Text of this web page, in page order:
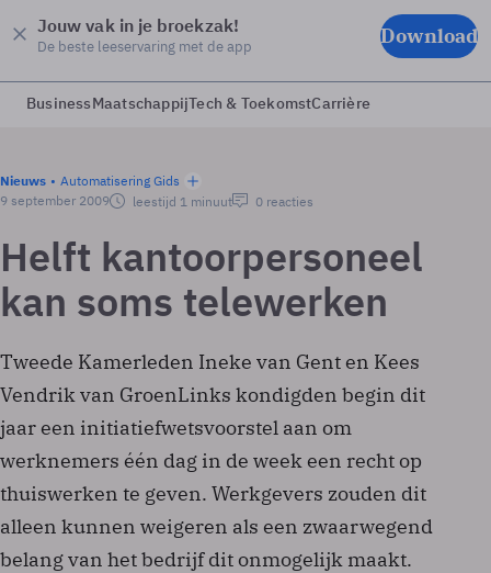
Jouw vak in je broekzak!
De beste leeservaring met de app Download
BusinessMaatschappijTech & ToekomstCarrière
Nieuws
Automatisering Gids
9 september 2009
leestijd 1 minuut 0 reacties
Helft kantoorpersoneel
kan soms telewerken
Tweede Kamerleden Ineke van Gent en Kees
Vendrik van GroenLinks kondigden begin dit
jaar een initiatiefwetsvoorstel aan om
werknemers één dag in de week een recht op
thuiswerken te geven. Werkgevers zouden dit
alleen kunnen weigeren als een zwaarwegend
belang van het bedrijf dit onmogelijk maakt.